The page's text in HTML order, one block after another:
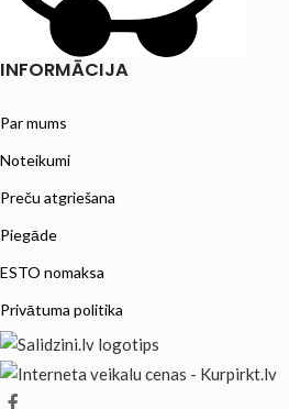
INFORMĀCIJA
Par mums
Noteikumi
Preču atgriešana
Piegāde
ESTO nomaksa
Privātuma politika